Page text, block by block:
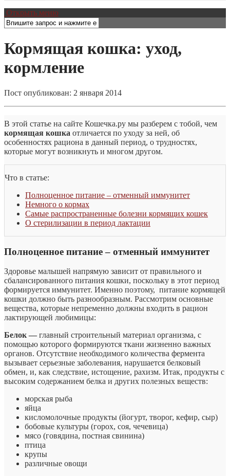
Открыть меню
Кормящая кошка: уход,
кормление
Пост опубликован: 2 января 2014
В этой статье на сайте Кошечка.ру мы разберем с тобой, чем
кормящая кошка отличается по уходу за ней, об
особенностях рациона в данный период, о трудностях,
которые могут возникнуть и многом другом.
Что в статье:
Полноценное питание – отменный иммунитет
Немного о кормах
Самые распространенные болезни кормящих кошек
О стерилизации в период лактации
Полноценное питание – отменный иммунитет
Здоровье малышей напрямую зависит от правильного и
сбалансированного питания кошки, поскольку в этот период
формируется иммунитет. Именно поэтому, питание кормящей
кошки должно быть разнообразным. Рассмотрим основные
вещества, которые непременно должны входить в рацион
лактирующей любимицы:
Белок — главный строительный материал организма, с
помощью которого формируются ткани жизненно важных
органов. Отсутствие необходимого количества фермента
вызывает серьезные заболевания, нарушается белковый
обмен, и, как следствие, истощение, рахизм. Итак, продукты с
высоким содержанием белка и других полезных веществ:
морская рыба
яйца
кисломолочные продукты (йогурт, творог, кефир, сыр)
бобовые культуры (горох, соя, чечевица)
мясо (говядина, постная свинина)
птица
крупы
различные овощи